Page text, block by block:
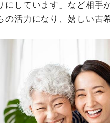
にしています」など相手
の活力になり、嬉しい古